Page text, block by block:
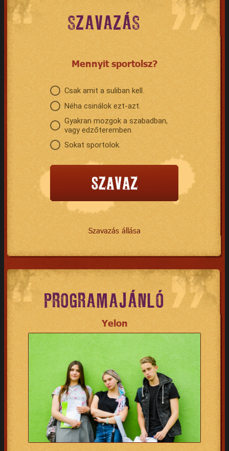
SZAVAZÁS
Mennyit sportolsz?
Csak amit a suliban kell.
Néha csinálok ezt-azt.
Gyakran mozgok a szabadban,
vagy edzőteremben.
Sokat sportolok.
Szavazás állása
PROGRAMAJÁNLÓ
Yelon